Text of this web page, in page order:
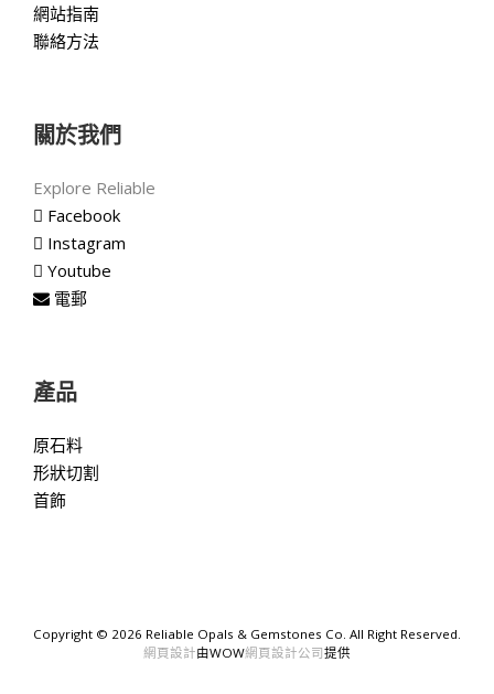
網站指南
聯絡方法
關於我們
Explore Reliable
Facebook
Instagram
Youtube
電郵
產品
原石料
形狀切割
首飾
Copyright © 2026 Reliable Opals & Gemstones Co. All Right Reserved.
網頁設計由WOW網頁設計公司提供